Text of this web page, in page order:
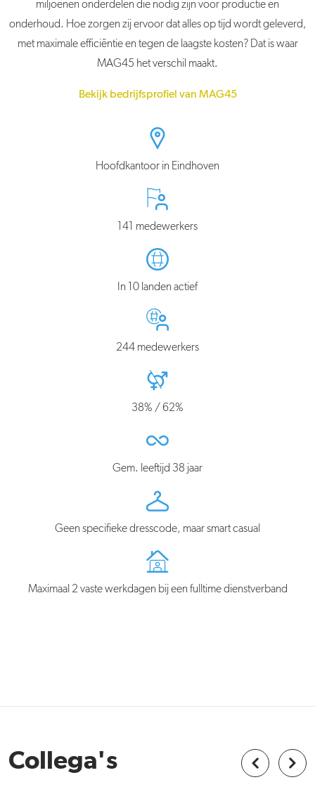
miljoenen onderdelen die nodig zijn voor productie en
onderhoud. Hoe zorgen zij ervoor dat alles op tijd wordt geleverd,
met maximale efficiëntie en tegen de laagste kosten? Dat is waar
MAG45 het verschil maakt.
Bekijk bedrijfsprofiel van MAG45
Hoofdkantoor in Eindhoven
141 medewerkers
In 10 landen actief
244 medewerkers
38% / 62%
Gem. leeftijd 38 jaar
Geen specifieke dresscode, maar smart casual
Maximaal 2 vaste werkdagen bij een fulltime dienstverband
Collega's